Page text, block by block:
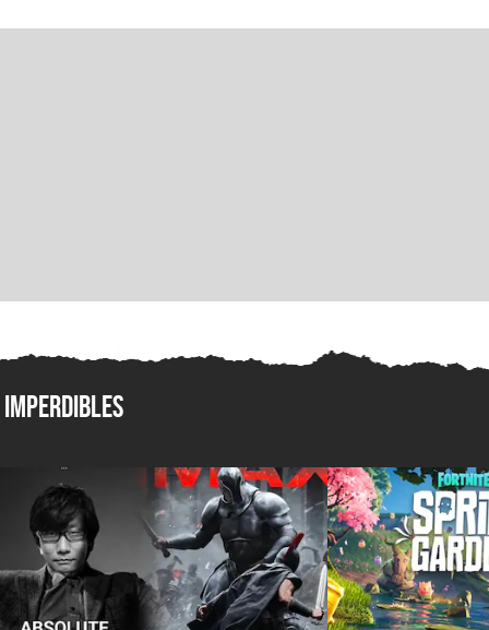
Imperdibles